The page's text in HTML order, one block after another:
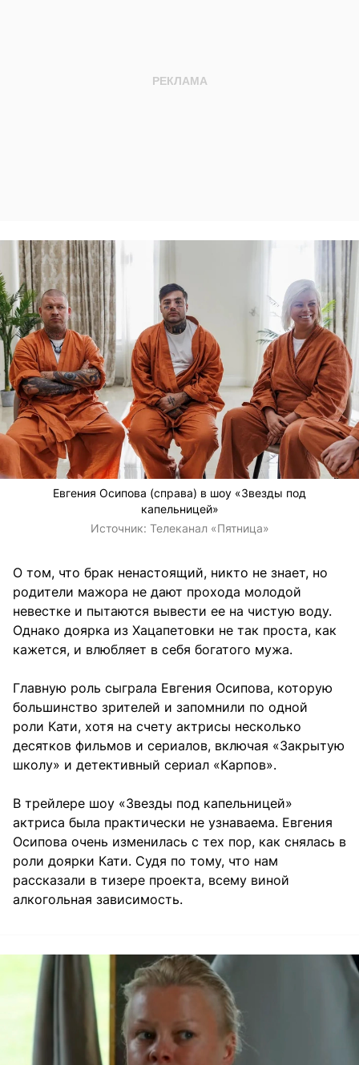
Евгения Осипова (справа) в шоу «Звезды под
капельницей»
Источник: Телеканал «Пятница»
О том, что брак ненастоящий, никто не знает, но
родители мажора не дают прохода молодой
невестке и пытаются вывести ее на чистую воду.
Однако доярка из Хацапетовки не так проста, как
кажется, и влюбляет в себя богатого мужа.
Главную роль сыграла Евгения Осипова, которую
большинство зрителей и запомнили по одной
роли Кати, хотя на счету актрисы несколько
десятков фильмов и сериалов, включая «Закрытую
школу» и детективный сериал «Карпов».
В трейлере шоу «Звезды под капельницей»
актриса была практически не узнаваема. Евгения
Осипова очень изменилась с тех пор, как снялась в
роли доярки Кати. Судя по тому, что нам
рассказали в тизере проекта, всему виной
алкогольная зависимость.